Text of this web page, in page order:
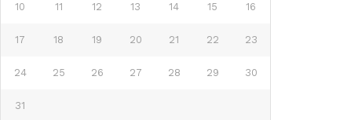
10 11 12 13 14 15 16
17 18 19 20 21 22 23
24 25 26 27 28 29 30
31